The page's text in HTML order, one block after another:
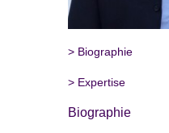
> Biographie
> Expertise
Biographie